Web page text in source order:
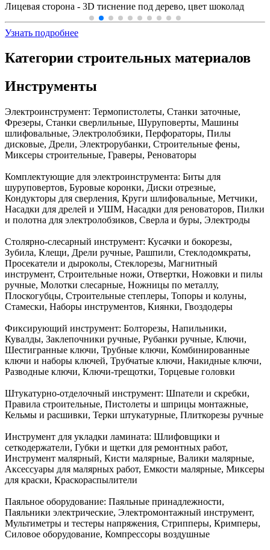
Лицевая сторона - 3D тиснение под дерево, цвет шоколад
Узнать подробнее
Категории строительных материалов
Инструменты
Электроинструмент: Термопистолеты, Станки заточные,
Фрезеры, Станки сверлильные, Шуруповерты, Машины
шлифовальные, Электролобзики, Перфораторы, Пилы
дисковые, Дрели, Электрорубанки, Строительные фены,
Миксеры строительные, Граверы, Реноваторы
Комплектующие для электроинструмента: Биты для
шуруповертов, Буровые коронки, Диски отрезные,
Кондукторы для сверления, Круги шлифовальные, Метчики,
Насадки для дрелей и УШМ, Насадки для реноваторов, Пилки
и полотна для электролобзиков, Сверла и буры, Электроды
Столярно-слесарный инструмент: Кусачки и бокорезы,
Зубила, Клещи, Дрели ручные, Рашпили, Стеклодомкраты,
Просекатели и дыроколы, Стеклорезы, Магнитный
инструмент, Строительные ножи, Отвертки, Ножовки и пилы
ручные, Молотки слесарные, Ножницы по металлу,
Плоскогубцы, Строительные степлеры, Топоры и колуны,
Стамески, Наборы инструментов, Киянки, Гвоздодеры
Фиксирующий инструмент: Болторезы, Напильники,
Кувалды, Заклепочники ручные, Рубанки ручные, Ключи,
Шестигранные ключи, Трубные ключи, Комбинированные
ключи и наборы ключей, Трубчатые ключи, Накидные ключи,
Разводные ключи, Ключи-трещотки, Торцевые головки
Штукатурно-отделочный инструмент: Шпатели и скребки,
Правила строительные, Пистолеты и шприцы монтажные,
Кельмы и расшивки, Терки штукатурные, Плиткорезы ручные
Инструмент для укладки ламината: Шлифовщики и
сеткодержатели, Губки и щетки для ремонтных работ,
Инструмент малярный, Кисти малярные, Валики малярные,
Аксессуары для малярных работ, Емкости малярные, Миксеры
для краски, Краскораспылители
Паяльное оборудование: Паяльные принадлежности,
Паяльники электрические, Электромонтажный инструмент,
Мультиметры и тестеры напряжения, Стрипперы, Кримперы,
Силовое оборудование, Компрессоры воздушные